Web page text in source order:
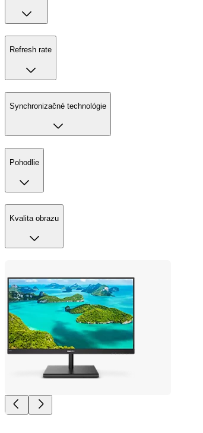
Refresh rate
Synchronizačné technológie
Pohodlie
Kvalita obrazu